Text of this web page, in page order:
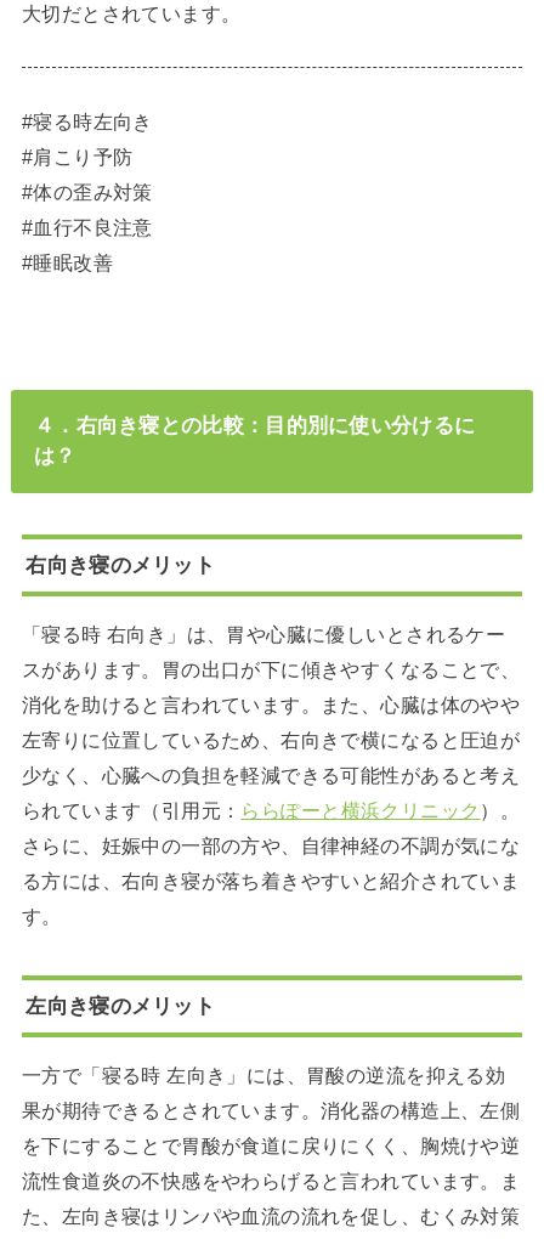
大切だとされています。
#寝る時左向き
#肩こり予防
#体の歪み対策
#血行不良注意
#睡眠改善
４．右向き寝との比較：目的別に使い分けるに
は？
右向き寝のメリット
「寝る時 右向き」は、胃や心臓に優しいとされるケー
スがあります。胃の出口が下に傾きやすくなることで、
消化を助けると言われています。また、心臓は体のやや
左寄りに位置しているため、右向きで横になると圧迫が
少なく、心臓への負担を軽減できる可能性があると考え
られています（引用元： ららぽーと横浜クリニック ）。
さらに、妊娠中の一部の方や、自律神経の不調が気にな
る方には、右向き寝が落ち着きやすいと紹介されていま
す。
左向き寝のメリット
一方で「寝る時 左向き」には、胃酸の逆流を抑える効
果が期待できるとされています。消化器の構造上、左側
を下にすることで胃酸が食道に戻りにくく、胸焼けや逆
流性食道炎の不快感をやわらげると言われています。ま
た、左向き寝はリンパや血流の流れを促し、むくみ対策